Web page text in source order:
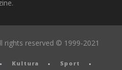
rights reserved © 1999-2021
Kultura Sport